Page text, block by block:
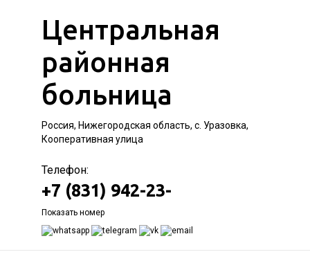
Центральная
районная
больница
Россия, Нижегородская область, с. Уразовка,
Кооперативная улица
Телефон:
+7 (831) 942-23-
Показать номер